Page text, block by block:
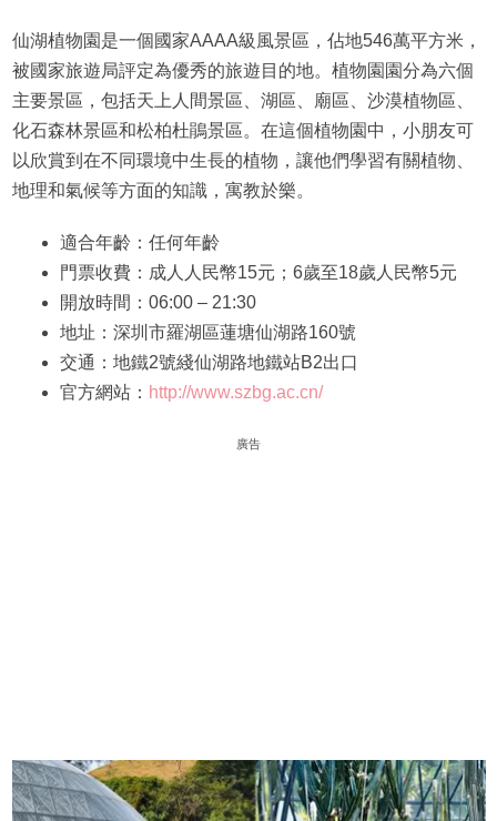
仙湖植物園是一個國家AAAA級風景區，佔地546萬平方米，
被國家旅遊局評定為優秀的旅遊目的地。植物園園分為六個
主要景區，包括天上人間景區、湖區、廟區、沙漠植物區、
化石森林景區和松柏杜鵑景區。在這個植物園中，小朋友可
以欣賞到在不同環境中生長的植物，讓他們學習有關植物、
地理和氣候等方面的知識，寓教於樂。
適合年齡：任何年齡
門票收費：成人人民幣15元；6歲至18歲人民幣5元
開放時間：06:00 – 21:30
地址：深圳市羅湖區蓮塘仙湖路160號
交通：地鐵2號綫仙湖路地鐵站B2出口
官方網站： http://www.szbg.ac.cn/
廣告